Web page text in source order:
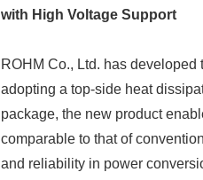
with High Voltage Support
ROHM Co., Ltd. has
adopting a top-side heat
package, the new product
comparable to that of
and reliability in power